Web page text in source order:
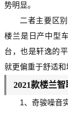
势明显。
二者主要区
楼兰是日产中型
台，也是轩逸的
就更偏重于舒适和
2021款楼兰
1、奇骏噪音